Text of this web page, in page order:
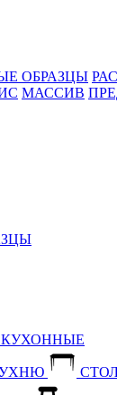
ОБРАЗЦЫ
МАССИВ
КУХОННЫЕ